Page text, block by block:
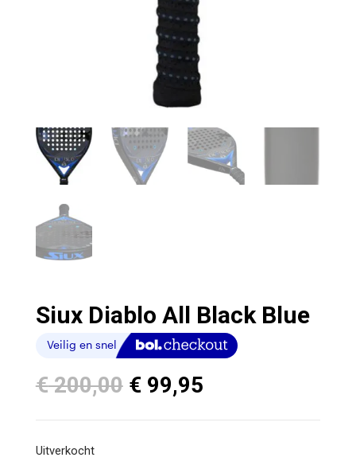
Siux Diablo All Black Blue
€200,00 Oorspronkelijke
was:
€99,95Huidige
is:
Uitverkocht